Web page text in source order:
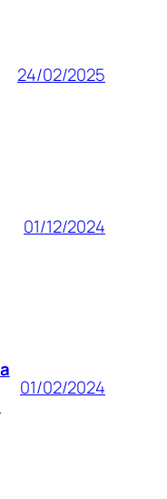
24/02/2025
01/12/2024
01/02/2024